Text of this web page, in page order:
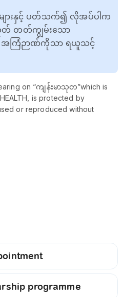
များနှင့် ပတ်သက်၍ လိုအပ်ပါက
တတ်ကျွမ်းသော
၏ အကြံဉာဏ်ကိုသာ ရယူသင့်
on “ကျန်းမာသုတ”which is
is protected by
or reproduced without
programme